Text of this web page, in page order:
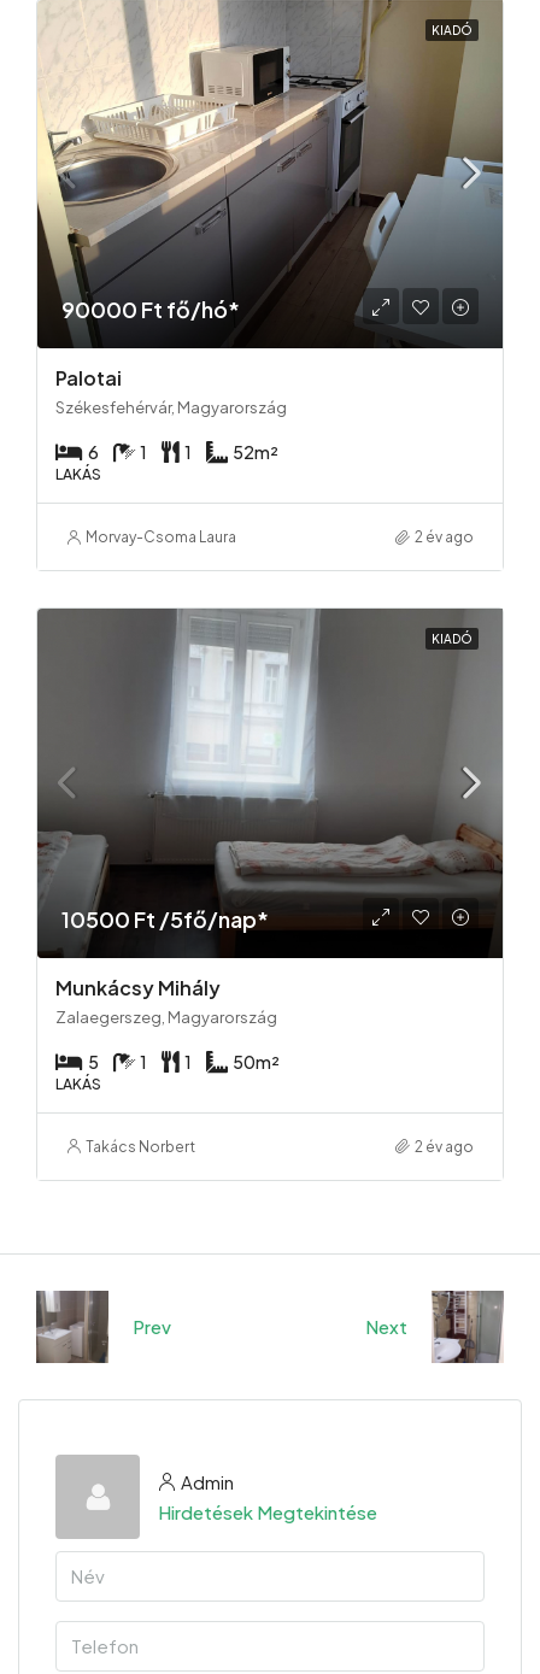
KIADÓ
90000 Ft fő/hó*
Palotai
Székesfehérvár, Magyarország
6 1 1 52m²
LAKÁS
Morvay-Csoma Laura 2 év ago
KIADÓ
10500 Ft /5fő/nap*
Munkácsy Mihály
Zalaegerszeg, Magyarország
5 1 1 50m²
LAKÁS
Takács Norbert 2 év ago
Prev Next
Admin
Hirdetések Megtekintése